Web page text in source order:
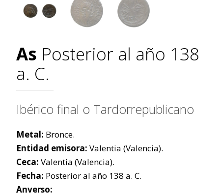
As Posterior al año 138
a. C.
Ibérico final o Tardorrepublicano
Metal: Bronce.
Entidad emisora: Valentia (Valencia).
Ceca: Valentia (Valencia).
Fecha: Posterior al año 138 a. C.
Anverso: